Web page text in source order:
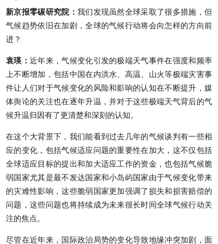
新京报零碳研究院： 我们发现虽然全球采取了很多措施，但
气候趋势依旧在加剧，全球的气候行动将会向怎样的方向前
进？
袁瑛： 近年来，气候变化引发的极端天气事件在强度和频率
上不断增加，包括中国在内洪水、高温、山火等极端灾害事
件让人们对于气候变化的风险和影响的认知在不断提升，媒
体舆论的关注也在逐年升温，并对于这些极端天气背后的气
候升温归因有了更清楚和深刻的认知。
在这个大背景下，我们能看到过去几年的气候谈判有一些相
应的变化，包括气候适应问题的重要性在加大，这不仅包括
全球适应目标的提出和加大适应工作的资金，也包括气候脆
弱国家尤其是最不发达国家和小岛屿国家由于气候变化带来
的灾难性影响，这些脆弱国家更加强调了损失和损害赔偿的
问题，这些问题也将持续成为未来很长时间全球气候行动关
注的焦点。
尽管在近年来，国际政治局势的变化导致地缘冲突加剧，面